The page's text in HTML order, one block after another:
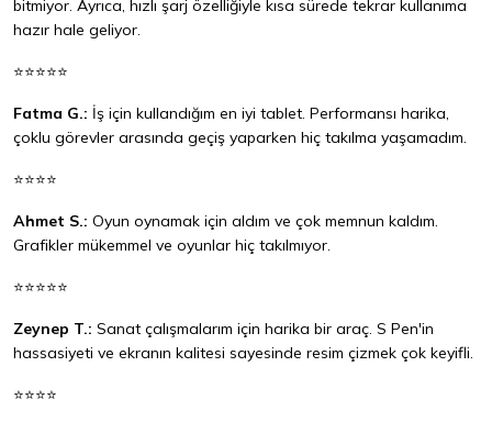
bitmiyor. Ayrıca, hızlı şarj özelliğiyle kısa sürede tekrar kullanıma
hazır hale geliyor.
⭐⭐⭐⭐⭐
Fatma G.: İş için kullandığım en iyi tablet. Performansı harika,
çoklu görevler arasında geçiş yaparken hiç takılma yaşamadım.
⭐⭐⭐⭐
Ahmet S.: Oyun oynamak için aldım ve çok memnun kaldım.
Grafikler mükemmel ve oyunlar hiç takılmıyor.
⭐⭐⭐⭐⭐
Zeynep T.: Sanat çalışmalarım için harika bir araç. S Pen'in
hassasiyeti ve ekranın kalitesi sayesinde resim çizmek çok keyifli.
⭐⭐⭐⭐